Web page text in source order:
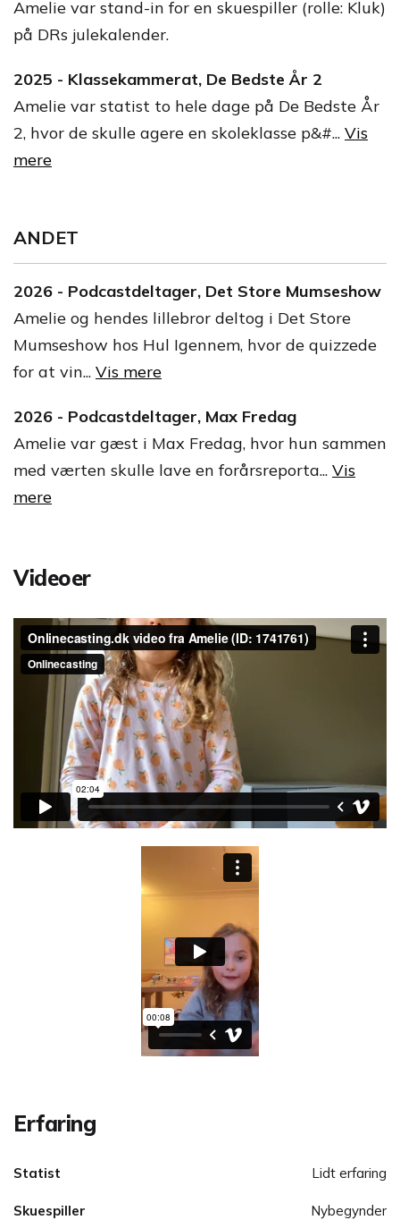
Amelie var stand-in for en skuespiller (rolle: Kluk)
på DRs julekalender.
2025 - Klassekammerat, De Bedste År 2
Amelie var statist to hele dage på De Bedste År
2, hvor de skulle agere en skoleklasse p&#... Vis
mere
ANDET
2026 - Podcastdeltager, Det Store Mumseshow
Amelie og hendes lillebror deltog i Det Store
Mumseshow hos Hul Igennem, hvor de quizzede
for at vin... Vis mere
2026 - Podcastdeltager, Max Fredag
Amelie var gæst i Max Fredag, hvor hun sammen
med værten skulle lave en forårsreporta... Vis
mere
Videoer
Erfaring
Statist Lidt erfaring
Skuespiller Nybegynder